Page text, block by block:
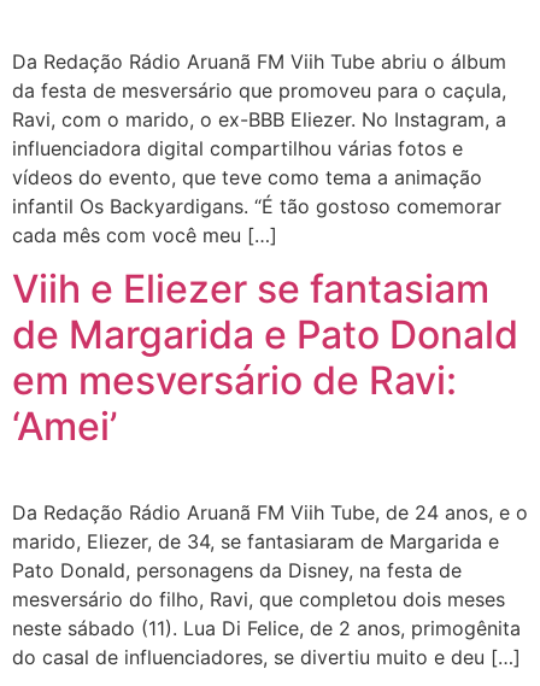
Da Redação Rádio Aruanã FM Viih Tube abriu o álbum
da festa de mesversário que promoveu para o caçula,
Ravi, com o marido, o ex-BBB Eliezer. No Instagram, a
influenciadora digital compartilhou várias fotos e
vídeos do evento, que teve como tema a animação
infantil Os Backyardigans. “É tão gostoso comemorar
cada mês com você meu […]
Viih e Eliezer se fantasiam
de Margarida e Pato Donald
em mesversário de Ravi:
‘Amei’
Da Redação Rádio Aruanã FM Viih Tube, de 24 anos, e o
marido, Eliezer, de 34, se fantasiaram de Margarida e
Pato Donald, personagens da Disney, na festa de
mesversário do filho, Ravi, que completou dois meses
neste sábado (11). Lua Di Felice, de 2 anos, primogênita
do casal de influenciadores, se divertiu muito e deu […]